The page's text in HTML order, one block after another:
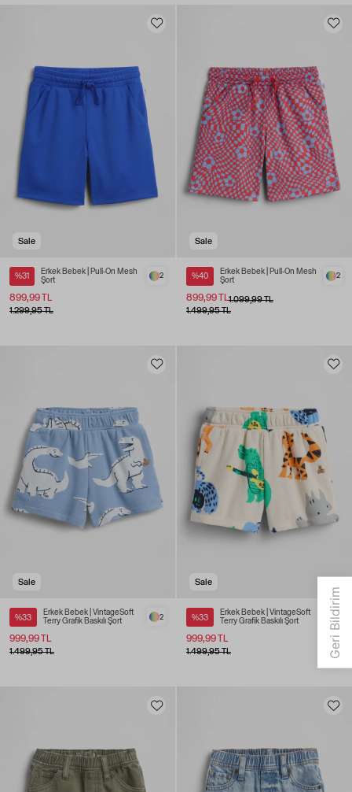
Sale
%31
Erkek Bebek | Pull-On Mesh
Şort
899,99 TL
2
1.299,95 TL
Sale
%40
Erkek Bebek | Pull-On Mesh
Şort
1.099,99 TL
899,99 TL
2
1.499,95 TL
Sale
%33
Erkek Bebek | VintageSoft
Terry Grafik Baskılı Şort
999,99 TL
2
1.499,95 TL
Sale
%33
Erkek Bebek | VintageSoft
Terry Grafik Baskılı Şort
999,99 TL
2
1.499,95 TL